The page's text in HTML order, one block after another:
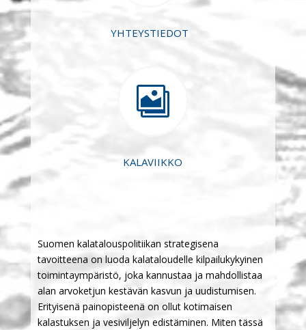
YHTEYSTIEDOT

KALAVIIKKO
Suomen kalatalouspolitiikan strategisena
tavoitteena on luoda kalataloudelle kilpailukykyinen
toimintaympäristö, joka kannustaa ja mahdollistaa
alan arvoketjun kestävän kasvun ja uudistumisen.
Erityisenä painopisteenä on ollut kotimaisen
kalastuksen ja vesiviljelyn edistäminen. Miten tässä